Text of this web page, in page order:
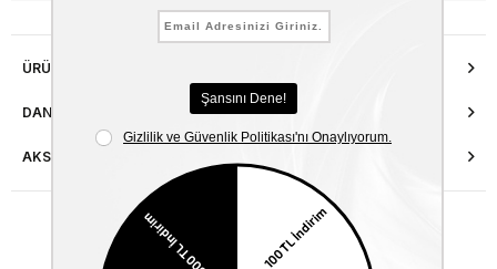
ÜRÜN ÖZELLIKLERI
DANIŞMA HATTI
AKSESUAR ONARIMI
Benzer Ürünler